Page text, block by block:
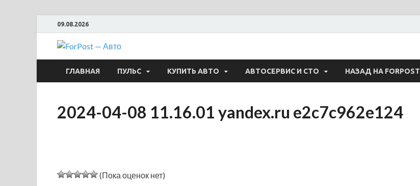
09.08.2026
ForPost — Авто
ГЛАВНАЯ ПУЛЬС КУПИТЬ АВТО АВТОСЕРВИС И СТО НАЗАД НА FORPOST
2024-04-08 11.16.01 yandex.ru e2c7c962e124
(Пока оценок нет)